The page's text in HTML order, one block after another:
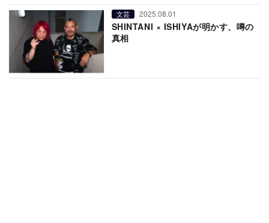
文芸 2025.08.01
SHINTANI × ISHIYAが明かす、噂の
真相